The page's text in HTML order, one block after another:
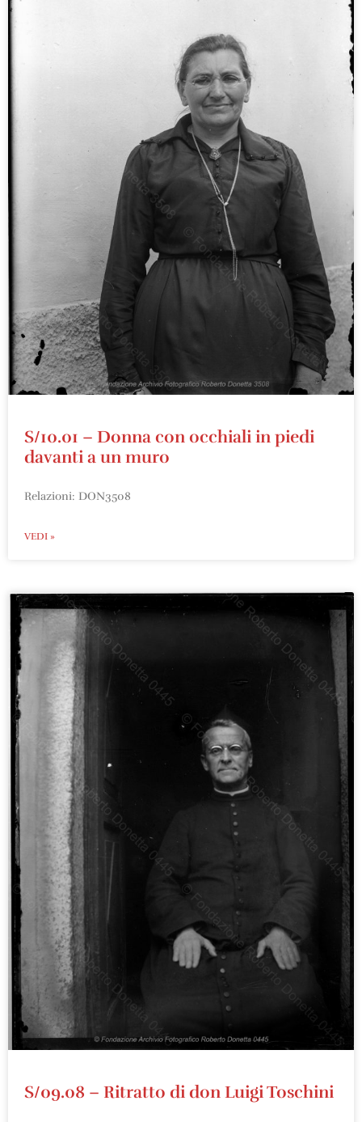
S/10.01 – Donna con occhiali in piedi
davanti a un muro
Relazioni: DON3508
VEDI »
S/09.08 – Ritratto di don Luigi Toschini